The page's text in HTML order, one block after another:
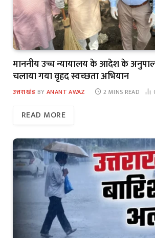
माननीय उच्च न्यायालय के आदेश के
चलाया गया वृहद स्वच्छता अभियान
उत्तराखंड BY ANANT AWAZ 2 MINS READ
READ MORE